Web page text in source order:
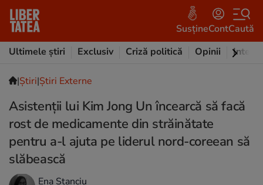
SusțineContCaută
Ultimele știri
Exclusiv Criză politică Opinii
|Ştiri|Știri Externe
Asistenții lui Kim Jong Un încearcă să facă
rost de medicamente din străinătate
pentru a-l ajuta pe liderul nord-coreean să
slăbească
Ena Stanciu